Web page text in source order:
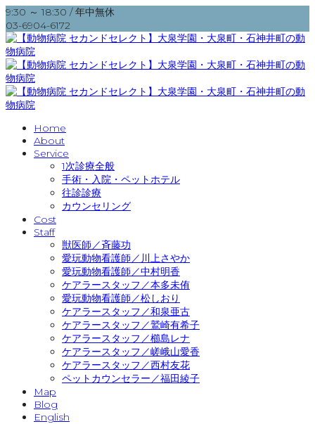
9:30 ～ 18:30 / 年中無休
03-6904-6172
Home
About
Service
1次診療全般
手術・入院・ペットホテル
往診診療
カウンセリング
Cost
Staff
獣医師／斉藤功
愛玩動物看護師／川上さやか
愛玩動物看護師／中村明香
ケアラースタッフ／本多未侑
愛玩動物看護師／松しおり
ケアラースタッフ／和泉亜古
ケアラースタッフ／鷲崎有希子
ケアラースタッフ／櫛島レナ
ケアラースタッフ／嵯峨山愛香
ケアラースタッフ／西村友花
ペットカウンセラー／福田綾子
Map
Blog
English